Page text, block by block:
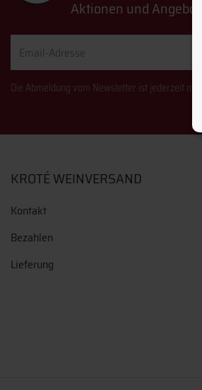
Aktionen und
Adresse
Die Abmeldung vom Newsletter ist jederzeit
KROTÉ WEINVERSAND
Kontakt
Bezahlen
Lieferung